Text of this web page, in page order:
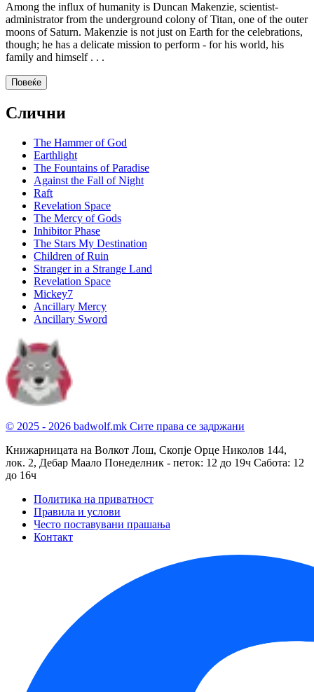
Among the influx of humanity is Duncan Makenzie, scientist-
administrator from the underground colony of Titan, one of the outer
moons of Saturn. Makenzie is not just on Earth for the celebrations,
though; he has a delicate mission to perform - for his world, his
family and himself . . .
Повеќе
Слични
The Hammer of God
Earthlight
The Fountains of Paradise
Against the Fall of Night
Raft
Revelation Space
The Mercy of Gods
Inhibitor Phase
The Stars My Destination
Children of Ruin
Stranger in a Strange Land
Revelation Space
Mickey7
Ancillary Mercy
Ancillary Sword
© 2025 - 2026 badwolf.mk Сите права се задржани
Книжарницата на Волкот Лош, Скопје Орце Николов 144,
лок. 2, Дебар Маало Понеделник - петок: 12 до 19ч Сабота: 12
до 16ч
Политика на приватност
Правила и услови
Често поставувани прашања
Контакт